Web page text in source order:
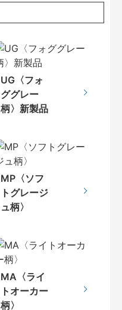
UG〈フォ
ググレー
柄〉新製品
MP〈ソフ
トグレージ
ュ柄〉
MA〈ライ
トオーカー
柄〉